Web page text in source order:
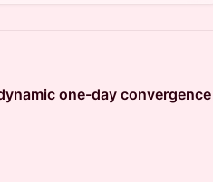
one-day convergence